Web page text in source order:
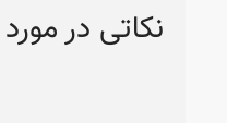
نکاتی در